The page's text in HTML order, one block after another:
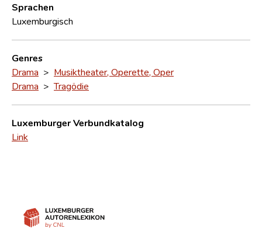
Sprachen
Luxemburgisch
Genres
Drama > Musiktheater, Operette, Oper
Drama >Tragödie
Luxemburger Verbundkatalog
Link